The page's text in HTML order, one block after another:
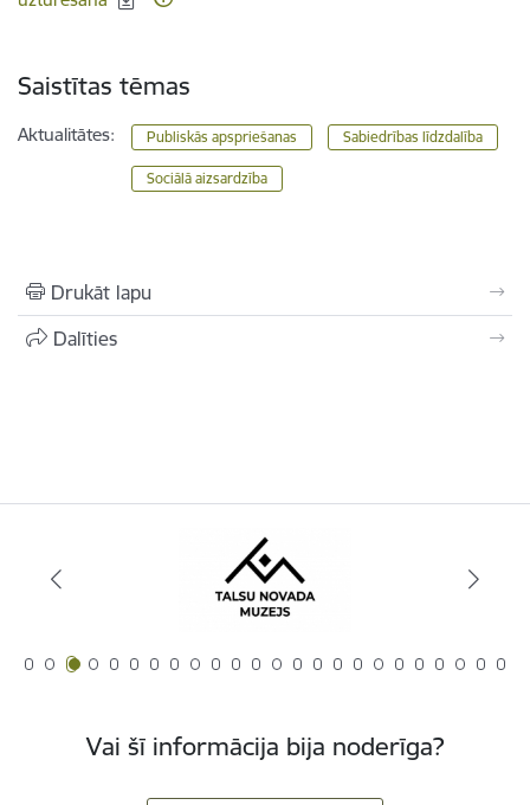
Saistītas tēmas
Aktualitātes: Publiskās apspriešanas Sabiedrības līdzdalība
Sociālā aizsardzība
Drukāt lapu
Dalīties
Vai šī informācija bija noderīga?